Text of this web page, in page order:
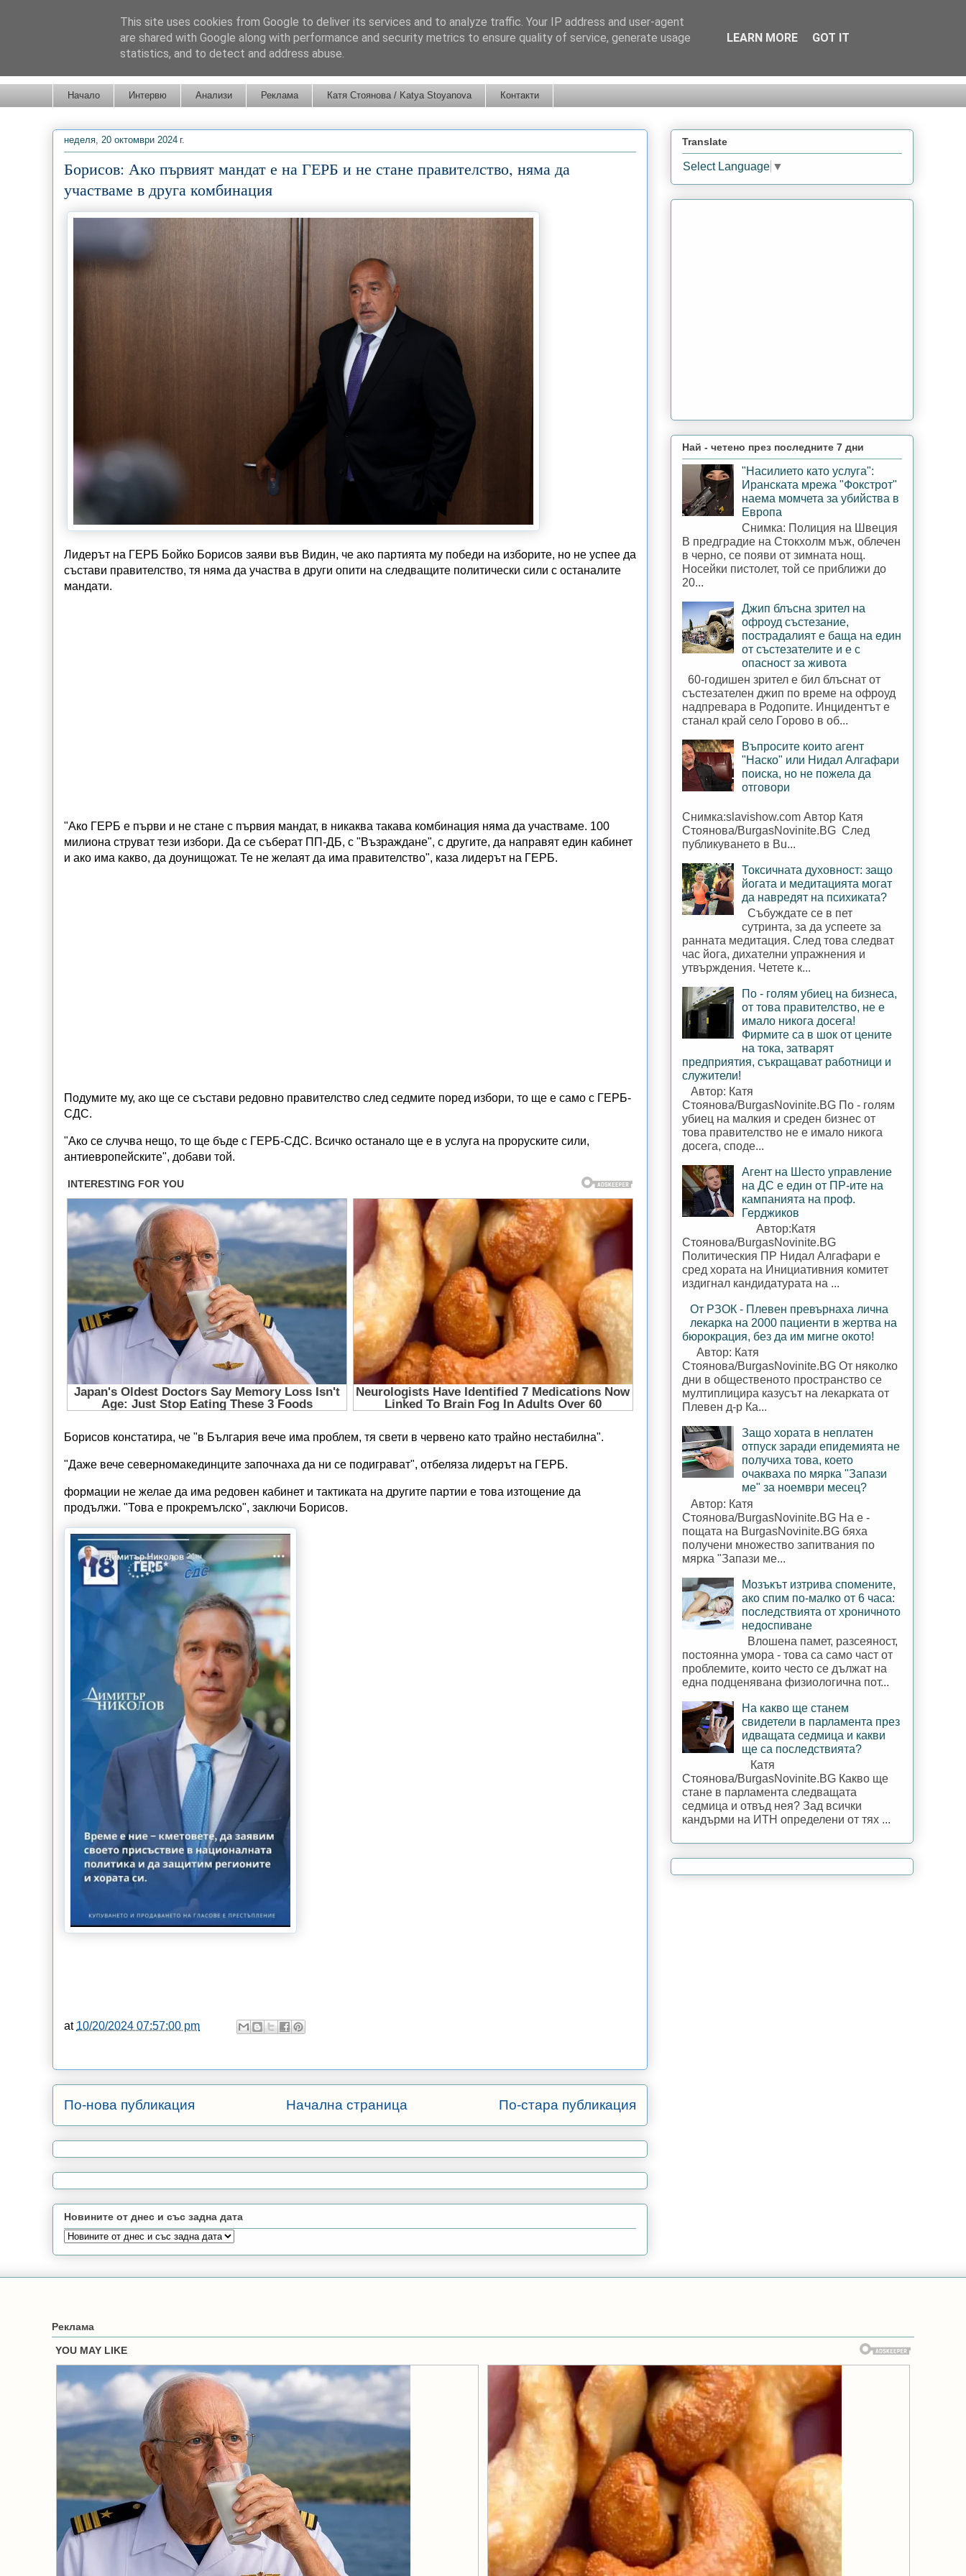
Начало Интервю Анализи Реклама Катя Стоянова / Katya Stoyanova Контакти
неделя, 20 октомври 2024 г.
Борисов: Ако първият мандат е на ГЕРБ и не стане правителство, няма да
участваме в друга комбинация
Лидерът на ГЕРБ Бойко Борисов заяви във Видин, че ако партията му победи на изборите, но не успее да
състави правителство, тя няма да участва в други опити на следващите политически сили с останалите
мандати.
"Ако ГЕРБ е първи и не стане с първия мандат, в никаква такава комбинация няма да участваме. 100
милиона струват тези избори. Да се съберат ПП-ДБ, с "Възраждане", с другите, да направят един кабинет
и ако има какво, да доунищожат. Те не желаят да има правителство", каза лидерът на ГЕРБ.
Подумите му, ако ще се състави редовно правителство след седмите поред избори, то ще е само с ГЕРБ-
СДС.
"Ако се случва нещо, то ще бъде с ГЕРБ-СДС. Всичко останало ще е в услуга на проруските сили,
антиевропейските", добави той.
Борисов констатира, че "в България вече има проблем, тя свети в червено като трайно нестабилна".
"Даже вече северномакединците започнаха да ни се подиграват", отбеляза лидерът на ГЕРБ.
формации не желае да има редовен кабинет и тактиката на другите партии е това изтощение да
продължи. "Това е прокремълско", заключи Борисов.
at 10/20/2024 07:57:00 pm
По-нова публикация По-стара публикация
Начална страница
Новините от днес и със задна дата
Translate
Select Language ▼
Най - четено през последните 7 дни
"Насилието като услуга":
Иранската мрежа "Фокстрот"
наема момчета за убийства в
Европа
Снимка: Полиция на Швеция
В предградие на Стокхолм мъж, облечен
в черно, се появи от зимната нощ.
Носейки пистолет, той се приближи до
20...
Джип блъсна зрител на
офроуд състезание,
пострадалият е баща на един
от състезателите и е с
опасност за живота
60-годишен зрител е бил блъснат от
състезателен джип по време на офроуд
надпревара в Родопите. Инцидентът е
станал край село Горово в об...
Въпросите които агент
"Наско" или Нидал Алгафари
поиска, но не пожела да
отговори
Снимка:slavishow.com Автор Катя
Стоянова/BurgasNovinite.BG След
публикуването в Bu...
Токсичната духовност: защо
йогата и медитацията могат
да навредят на психиката?
Събуждате се в пет
сутринта, за да успеете за
ранната медитация. След това следват
час йога, дихателни упражнения и
утвърждения. Четете к...
По - голям убиец на бизнеса,
от това правителство, не е
имало никога досега!
Фирмите са в шок от цените
на тока, затварят
предприятия, съкращават работници и
служители!
Автор: Катя
Стоянова/BurgasNovinite.BG По - голям
убиец на малкия и среден бизнес от
това правителство не е имало никога
досега, споде...
Агент на Шесто управление
на ДС е един от ПР-ите на
кампанията на проф.
Герджиков
Автор:Катя
Стоянова/BurgasNovinite.BG
Политическия ПР Нидал Алгафари е
сред хората на Инициативния комитет
издигнал кандидатурата на ...
От РЗОК - Плевен превърнаха лична
лекарка на 2000 пациенти в жертва на
бюрокрация, без да им мигне окото!
Автор: Катя
Стоянова/BurgasNovinite.BG От няколко
дни в общественото пространство се
мултиплицира казусът на лекарката от
Плевен д-р Ка...
Защо хората в неплатен
отпуск заради епидемията не
получиха това, което
очакваха по мярка "Запази
ме" за ноември месец?
Автор: Катя
Стоянова/BurgasNovinite.BG На е -
пощата на BurgasNovinite.BG бяха
получени множество запитвания по
мярка "Запази ме...
Мозъкът изтрива спомените,
ако спим по-малко от 6 часа:
последствията от хроничното
недоспиване
Влошена памет, разсеяност,
постоянна умора - това са само част от
проблемите, които често се дължат на
една подценявана физиологична пот...
На какво ще станем
свидетели в парламента през
идващата седмица и какви
ще са последствията?
Катя
Стоянова/BurgasNovinite.BG Какво ще
стане в парламента следващата
седмица и отвъд нея? Зад всички
кандърми на ИТН определени от тях ...
Реклама
This site uses cookies from Google to deliver its services and to analyze traffic. Your IP address and user-agent
are shared with Google along with performance and security metrics to ensure quality of service, generate usage
statistics, and to detect and address abuse.
LEARN MORE GOT IT